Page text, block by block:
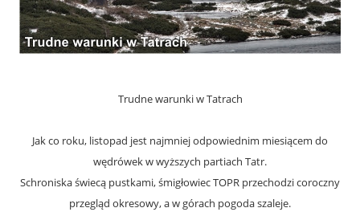
Trudne warunki w Tatrach
Jak co roku, listopad jest najmniej odpowiednim miesiącem do
wędrówek w wyższych partiach Tatr.
Schroniska świecą pustkami, śmigłowiec TOPR przechodzi coroczny
przegląd okresowy, a w górach pogoda szaleje.